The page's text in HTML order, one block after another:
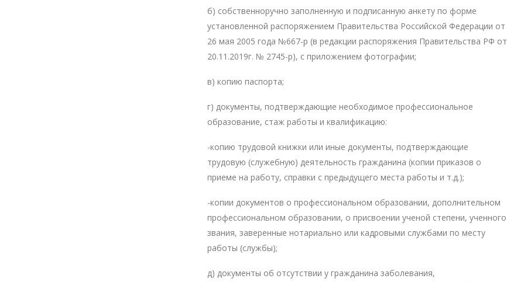
б) собственноручно заполненную и подписанную анкету по форме
установленной распоряжением Правительства Российской Федерации от
26 мая 2005 года №667-р (в редакции распоряжения Правительства РФ от
20.11.2019г. № 2745-р), с приложением фотографии;
в) копию паспорта;
г) документы, подтверждающие необходимое профессиональное
образование, стаж работы и квалификацию:
-копию трудовой книжки или иные документы, подтверждающие
трудовую (служебную) деятельность гражданина (копии приказов о
приеме на работу, справки с предыдущего места работы и т.д.);
-копии документов о профессиональном образовании, дополнительном
профессиональном образовании, о присвоении ученой степени, ученного
звания, заверенные нотариально или кадровыми службами по месту
работы (службы);
д) документы об отсутствии у гражданина заболевания,